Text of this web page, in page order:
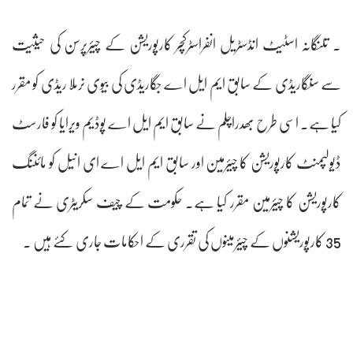
۔ تلنگانہ اسٹیٹ انڈسٹریل انفراسٹرکچر کارپوریشن کے چیئرپرسن کی حیثیت
سے سنگاریڈی کے سابق ایم ایل اے جگاریڈی کی بیوی نرملا ریڈی کو مقرر
کیا ہے۔ اسی طرح بھدراچلم نے سابق ایم ایل اے پوڈیم ویرایا کو فارسٹ
ڈیولپمنٹ کارپوریشن کا چیئرمین اور سابق ایم ایل اے ای انیل کو مائننگ
کارپوریشن کا چیئرمین مقرر کیا ہے۔ حکومت کے چیف سکریٹری نے تمام
35 کارپوریشنوں کے چیئرمینوں کی تقرری کے احکامات جاری کئے ہیں ۔